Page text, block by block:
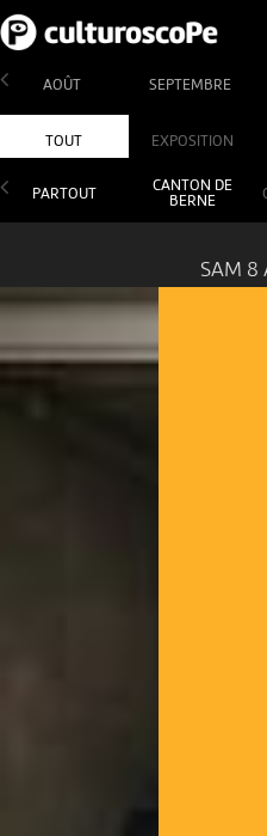
AOÛT SEPTEMBRE
TOUT EXPOSITION
PARTOUT
CANTON DE
BERNE
SAM 8